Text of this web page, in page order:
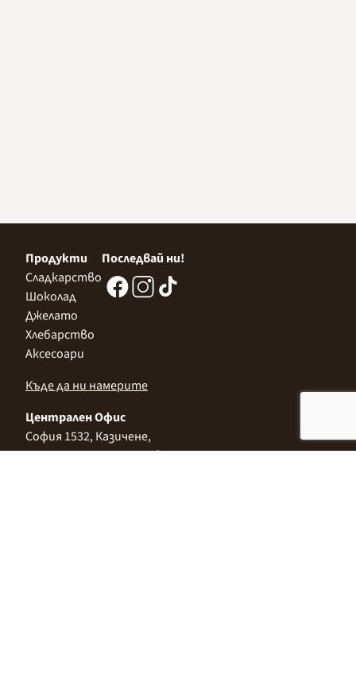
Продукти
Сладкарство
Шоколад
Джелато
Хлебарство
Аксесоари
Последвай ни!
Къде да ни намерите
Централен Офис
София 1532, Казичене,
Индустриална зона Север,